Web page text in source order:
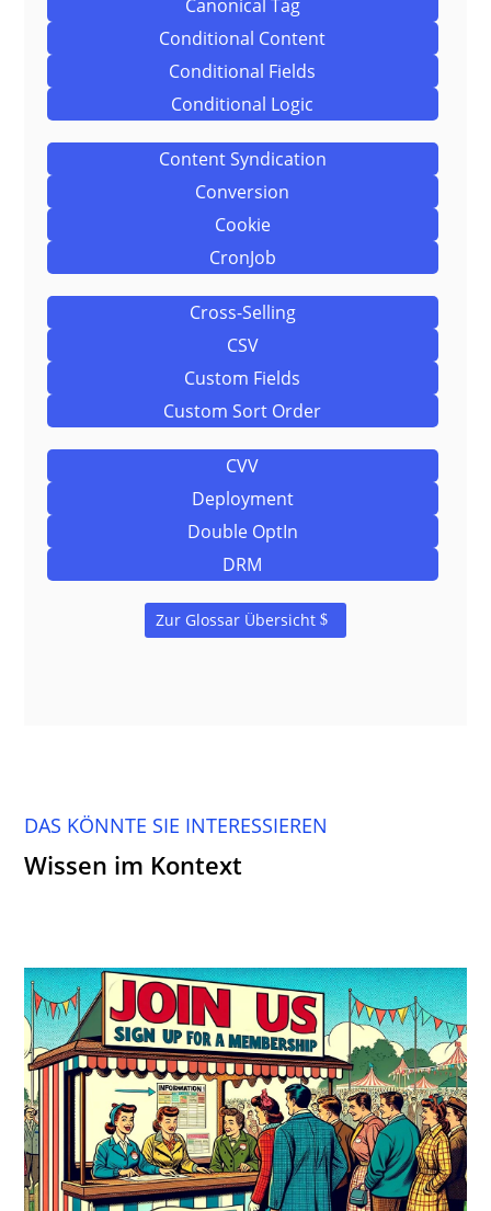
Canonical Tag
Conditional Content
Conditional Fields
Conditional Logic
Content Syndication
Conversion
Cookie
CronJob
Cross-Selling
CSV
Custom Fields
Custom Sort Order
CVV
Deployment
Double OptIn
DRM
Zur Glossar Übersicht
DAS KÖNNTE SIE INTERESSIEREN
Wissen im Kontext